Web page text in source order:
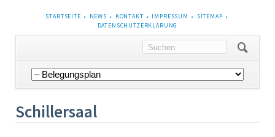
NAVIGATION
STARTSEITE NEWS KONTAKT IMPRESSUM
SITEMAP
DATENSCHUTZERKLÄRUNG
Navigation
überspringen
Schillersaal